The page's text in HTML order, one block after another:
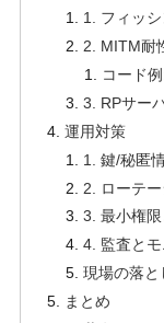
1. フィッ
2. MITM耐
コード
3. RPサー
運用対策
1. 鍵/秘匿
2. ローテ
3. 最小権
4. 監査と
現場の落と
まとめ